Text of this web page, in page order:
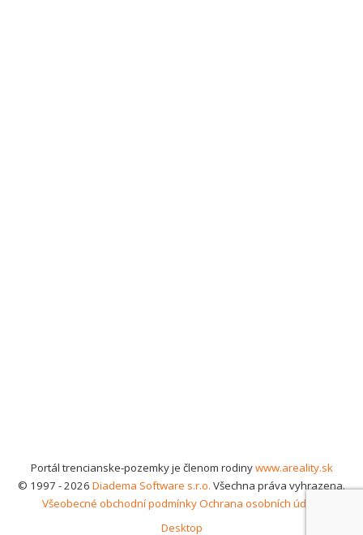
Portál trencianske-pozemky je členom rodinywww.areality.sk
© 1997 - 2026 Diadema Software s.r.o. Všechna práva vyhrazena.
Všeobecné obchodní podmínkyOchrana osobních údajů
Desktop